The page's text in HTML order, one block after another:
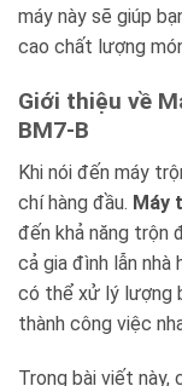
máy này sẽ giúp
cao chất lượng
Giới thiệu về
BM7-B
Khi nói đến máy
chí hàng đầu. Máy
đến khả năng trộn
cả gia đình lẫn nhà
có thể xử lý lượng
thành công việc
Trong bài viết này,